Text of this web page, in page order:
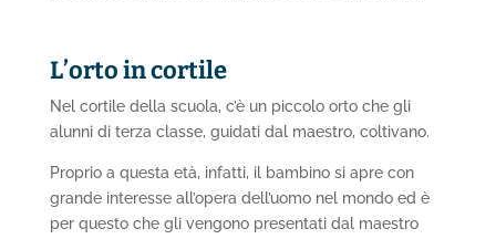
L’orto in cortile
Nel cortile della scuola, c’è un piccolo orto che gli
alunni di terza classe, guidati dal maestro, coltivano.
Proprio a questa età, infatti, il bambino si apre con
grande interesse all’opera dell’uomo nel mondo ed è
per questo che gli vengono presentati dal maestro